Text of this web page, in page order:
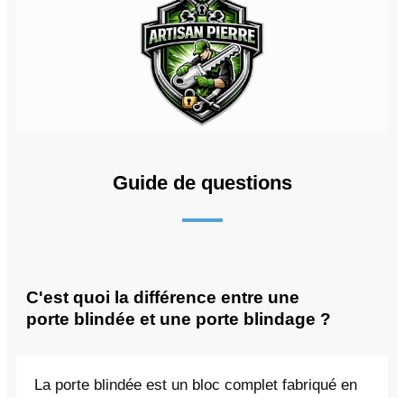
Guide de questions
C'est quoi la différence entre une
porte blindée et une porte blindage ?
La porte blindée est un bloc complet fabriqué en